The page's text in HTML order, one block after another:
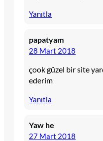
Yanıtla
papatyam
28 Mart 2018
çook güzel bir site
ederim
Yanıtla
Yaw he
27 Mart 2018